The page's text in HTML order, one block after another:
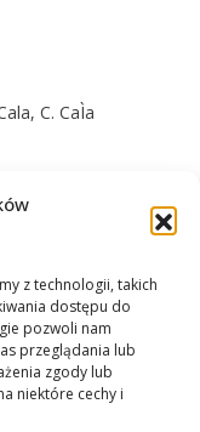
z technologii, takich
dostępu do
pozwoli nam
przeglądania lub
zgody lub
niektóre cechy i
C. CaÌa
Okolica